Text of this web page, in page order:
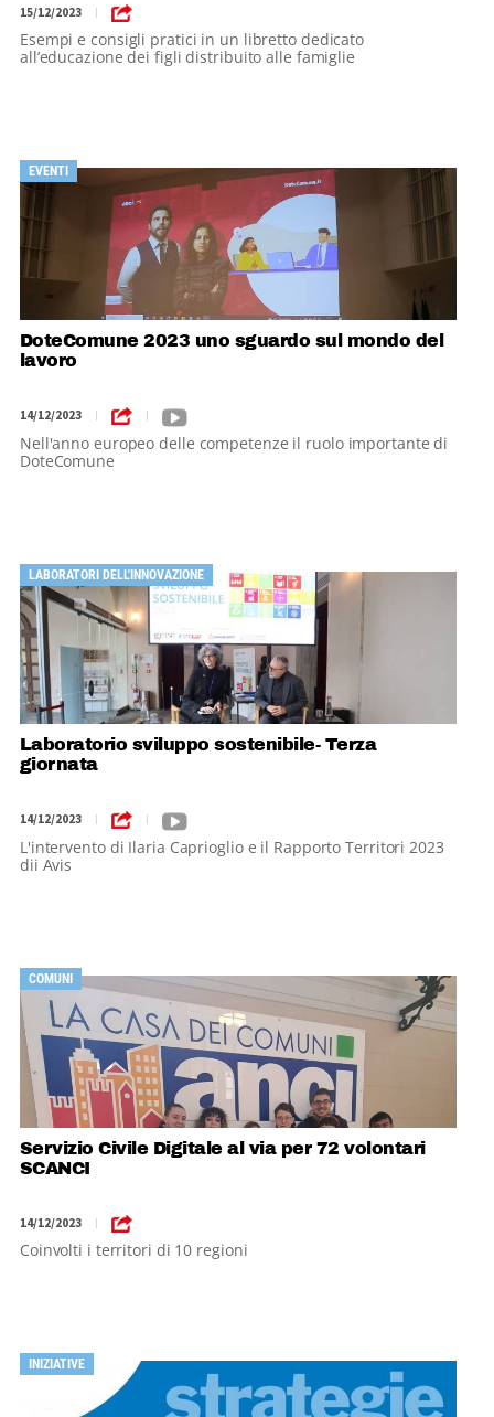
15/12/2023 |
Esempi e consigli pratici in un libretto dedicato
all’educazione dei figli distribuito alle famiglie
EVENTI
DoteComune 2023 uno sguardo sul mondo del
lavoro
14/12/2023 | |
Nell'anno europeo delle competenze il ruolo importante di
DoteComune
LABORATORI DELL'INNOVAZIONE
Laboratorio sviluppo sostenibile- Terza
giornata
14/12/2023 | |
L'intervento di Ilaria Caprioglio e il Rapporto Territori 2023
dii Avis
COMUNI
Servizio Civile Digitale al via per 72 volontari
SCANCI
14/12/2023 |
Coinvolti i territori di 10 regioni
INIZIATIVE